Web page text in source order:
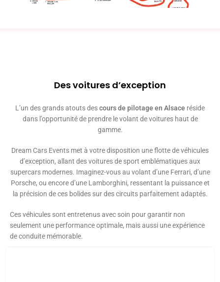
Des voitures d’exception
L’un des grands atouts descours de pilotage en Alsace réside
dans l’opportunité de prendre le volant de voitures haut de
gamme.
Dream Cars Events met à votre disposition une flotte de véhicules
d’exception, allant des voitures de sport emblématiques aux
supercars modernes. Imaginez-vous au volant d’une Ferrari, d’une
Porsche, ou encore d’une Lamborghini, ressentant la puissance et
la précision de ces bolides sur des circuits parfaitement adaptés.
Ces véhicules sont entretenus avec soin pour garantir non
seulement une performance optimale, mais aussi une expérience
de conduite mémorable.